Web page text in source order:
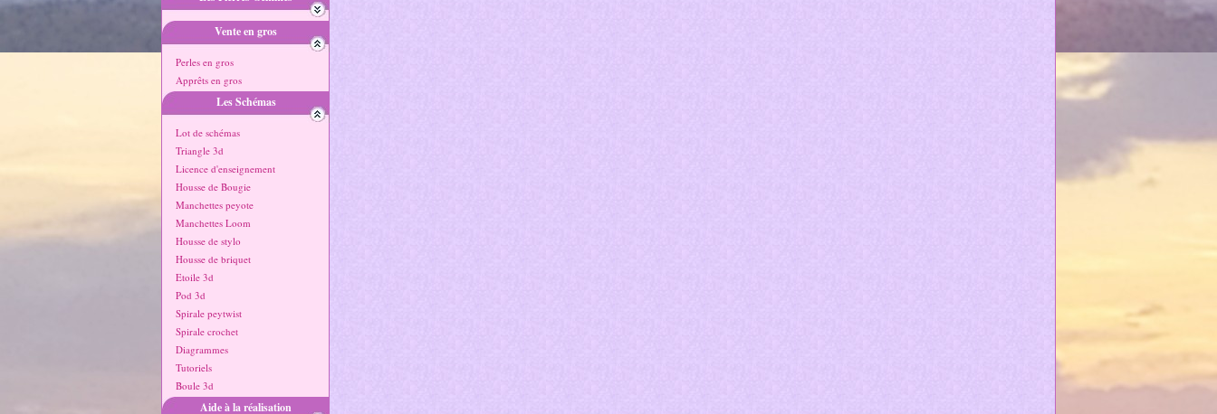
Vente en gros
Perles en gros
Apprêts en gros
Les Schémas
Lot de schémas
Triangle 3d
Licence d'enseignement
Housse de Bougie
Manchettes peyote
Manchettes Loom
Housse de stylo
Housse de briquet
Etoile 3d
Pod 3d
Spirale peytwist
Spirale crochet
Diagrammes
Tutoriels
Boule 3d
Aide à la réalisation